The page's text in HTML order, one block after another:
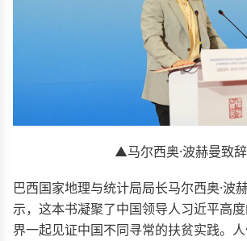
▲马尔西奥·波赫曼致辞
巴西国家地理与统计局局长马尔西奥·波
示，这本书凝聚了中国领导人习近平高
界一起见证中国不同寻常的扶贫实践。